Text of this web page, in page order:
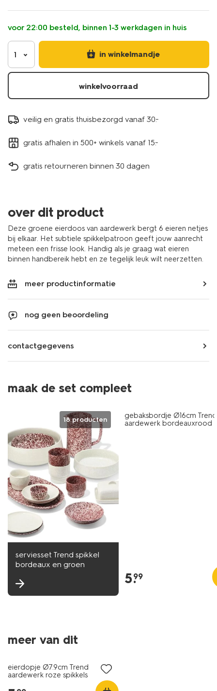
11-
4cm-
trend-
aardewerk-
groen-
vlekken-
voor 22:00 besteld, binnen 1-3 werkdagen in huis
1 in winkelmandje
winkelvoorraad
veilig en gratis thuisbezorgd vanaf 30.-
gratis afhalen in 500+ winkels vanaf 15.-
gratis retourneren binnen 30 dagen
over dit product
Deze groene eierdoos van aardewerk bergt 6 eieren netjes
bij elkaar. Het subtiele spikkelpatroon geeft jouw aanrecht
meteen een frisse look. Handig als je graag wat eieren
binnen handbereik hebt en ze tegelijk leuk wilt neerzetten.
meer productinformatie
nog geen beoordeling
contactgegevens
maak de set compleet
18 producten
serviesset Trend spikkel
bordeaux en groen
2+1 gratis
gebaksbordje Ø16cm Trend
aardewerk bordeauxrood
5.
99
meer van dit
2+1 gratis
eierdopje Ø7.9cm Trend
aardewerk roze spikkels